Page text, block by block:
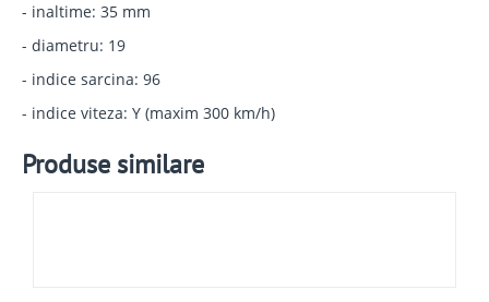
- inaltime: 35 mm
- diametru: 19
- indice sarcina: 96
- indice viteza: Y (maxim 300 km/h)
Produse similare